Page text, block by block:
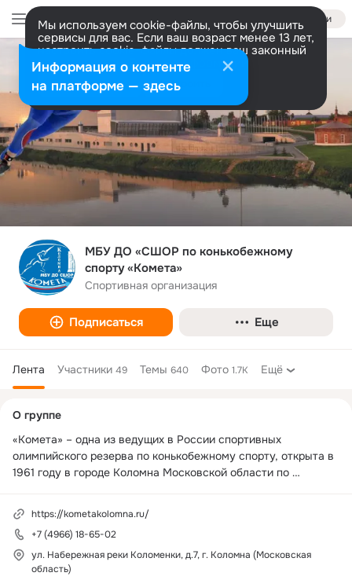
Войти
Мы используем cookie-файлы, чтобы улучшить
сервисы для вас. Если ваш возраст менее 13 лет,
настроить cookie-файлы должен ваш законный
представитель. Больше информации
Разрешить все Настроить
МБУ ДО «СШОР по конькобежному
спорту «Комета»
Спортивная организация
Подписаться Еще
Лента Участники 49 Темы 640 Фото 1.7K Ещё
колонка
О группе
«Комета» – одна из ведущих в России спортивных
олимпийского резерва по конькобежному спорту, открыта в
1961 году в городе Коломна Московской области по
(Конструкторское бюро машиностроения) Героя
социалистического труда Бориса Ивановича Шавырина.
На сегодняшний день в СШОР "Комета" занимается 850
спортсменов на трех отделениях: конькобежный спорт,
https://kometakolomna.ru/
+7 (4966) 18-65-02
ул. Набережная реки Коломенки, д.7, г. Коломна (Московская
область)
Информация о контенте
на платформе — здесь